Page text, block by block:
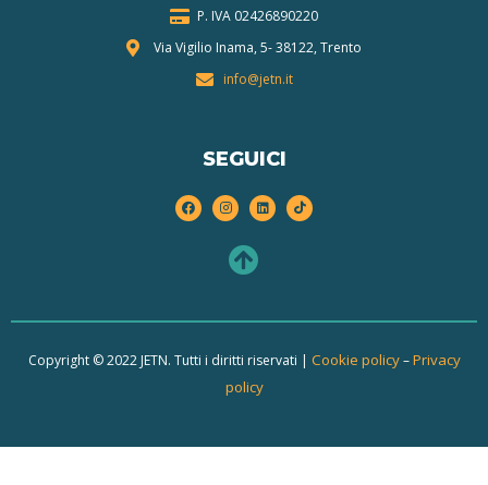
P. IVA 02426890220
Via Vigilio Inama, 5-38122, Trento
info@jetn.it
SEGUICI
Copyright © 2022 JETN. Tutti i diritti riservati | Cookie policy–Privacy
policy